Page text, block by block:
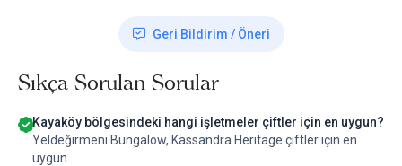
Geri Bildirim / Öneri
Sıkça Sorulan Sorular
Kayaköy bölgesindeki hangi işletmeler çiftler için en uygun?
Yeldeğirmeni Bungalow, Kassandra Heritage çiftler için en
uygun.